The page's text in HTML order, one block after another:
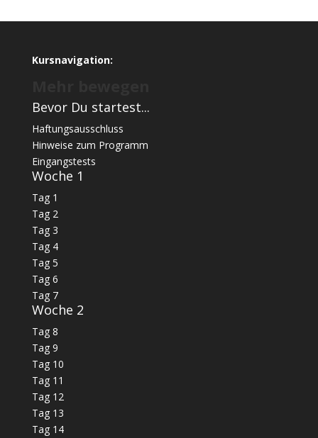
Kursnavigation:
Bevor Du startest...
Haftungsausschluss
Hinweise zum Programm
Eingangstests
Woche 1
Tag 1
Tag 2
Tag 3
Tag 4
Tag 5
Tag 6
Tag 7
Woche 2
Tag 8
Tag 9
Tag 10
Tag 11
Tag 12
Tag 13
Tag 14